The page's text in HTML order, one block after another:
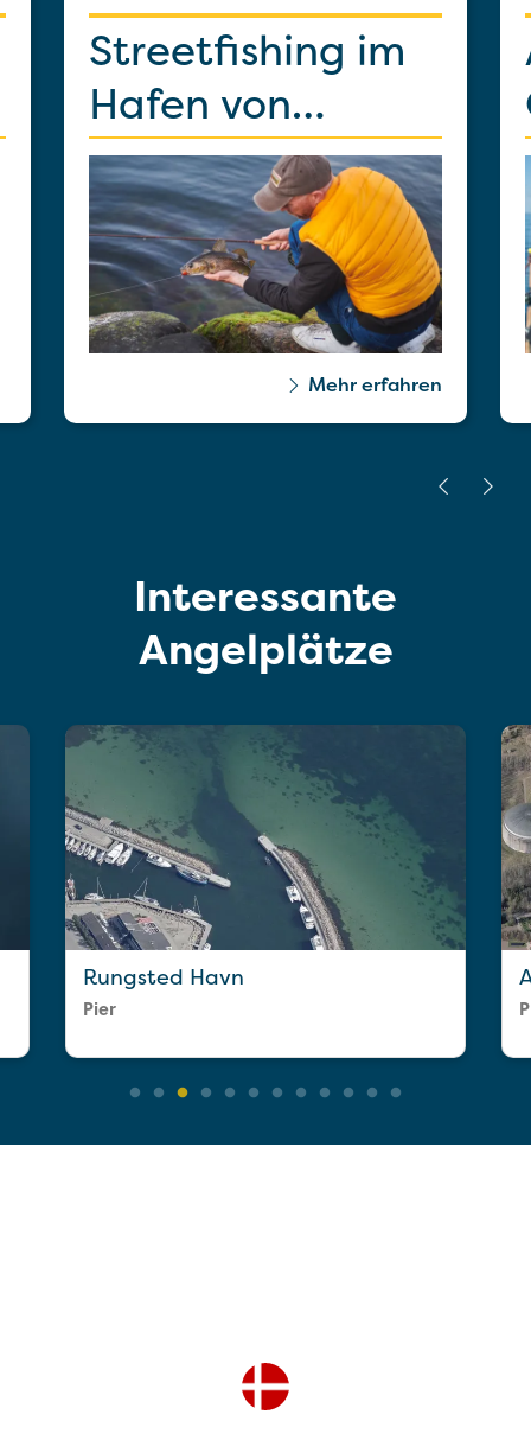
Streetfishing im
Hafen von
Kopenhagen
Mehr erfahren
Interessante
Angelplätze
Rungsted Havn
Pier